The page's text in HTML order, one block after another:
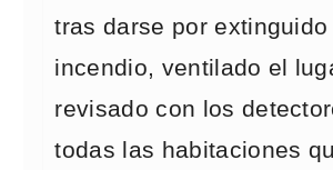
tras darse por extinguido
incendio, ventilado el
revisado con los
todas las habitaciones